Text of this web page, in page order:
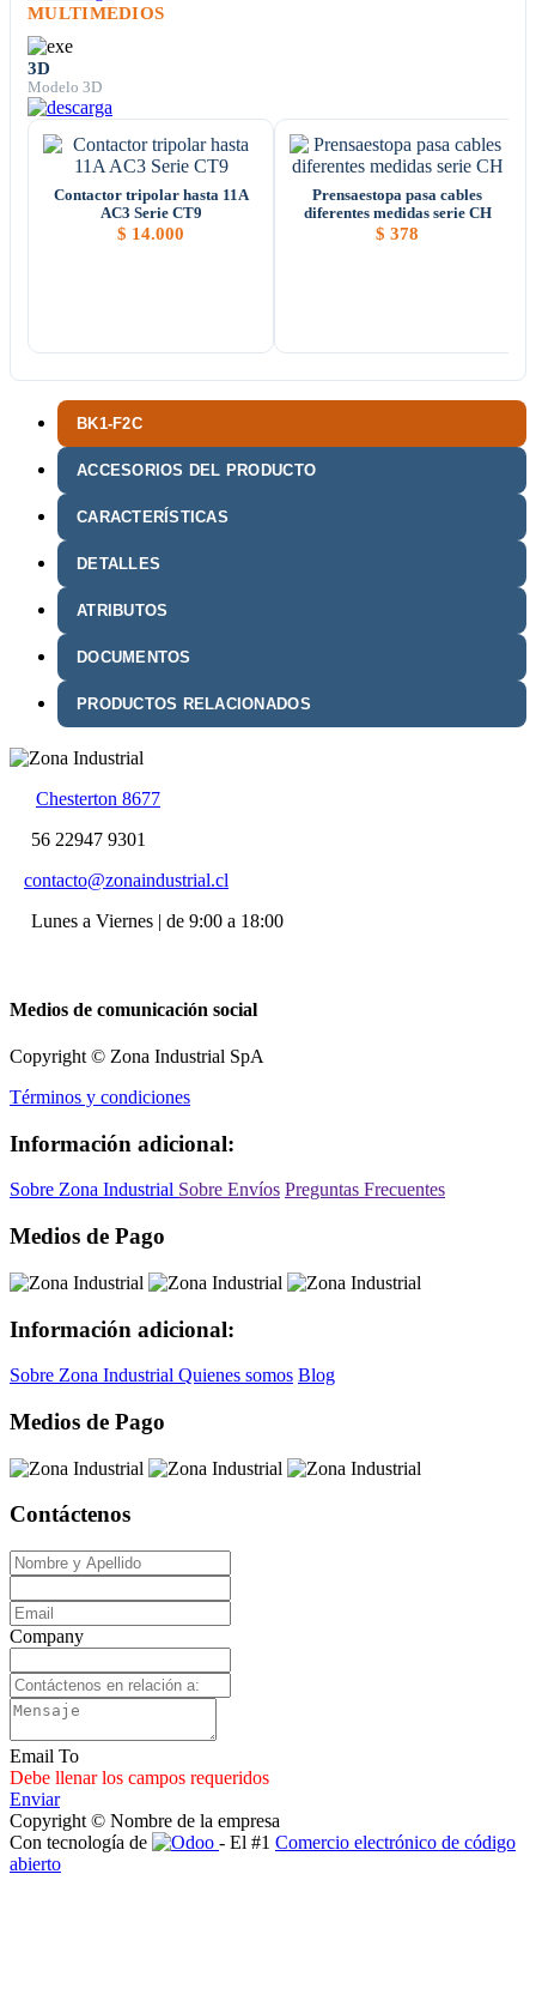
BK1-F2C
ACCESORIOS DEL PRODUCTO
CARACTERÍSTICAS
DETALLES
ATRIBUTOS
DOCUMENTOS
PRODUCTOS RELACIONADOS
MULTIMEDIOS
3D
Modelo 3D
Contactor tripolar hasta 11A
AC3 Serie CT9
$ 14.000
Prensaestopa pasa cables
diferentes medidas serie CH
$ 378
Chesterton 8677
56 22947 9301
contacto@zonaindustrial.cl
Lunes a Viernes | de 9:00 a 18:00
Medios de comunicación social
Copyright © Zona Industrial SpA
Términos y condiciones
Información adicional:
Sobre Zona Industrial Sobre Envíos Preguntas Frecuentes
Medios de Pago
Información adicional:
Sobre Zona Industrial Quienes somos Blog
Medios de Pago
Contáctenos
Company
Email To
Debe llenar los campos requeridos
Enviar
Copyright © Nombre de la empresa
Con tecnología de
- El #1 Comercio electrónico de código
abierto